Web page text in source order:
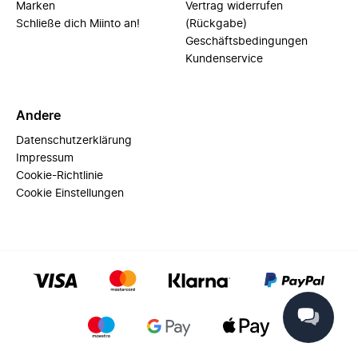
Marken
Schließe dich Miinto an!
Vertrag widerrufen
(Rückgabe)
Geschäftsbedingungen
Kundenservice
Andere
Datenschutzerklärung
Impressum
Cookie-Richtlinie
Cookie Einstellungen